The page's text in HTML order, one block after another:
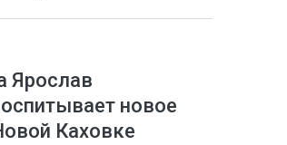
Ярослав
новое
Каховке